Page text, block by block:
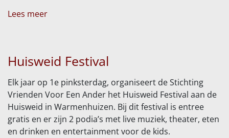
Lees meer
Huisweid Festival
Elk jaar op 1e pinksterdag, organiseert de Stichting
Vrienden Voor Een Ander het Huisweid Festival aan de
Huisweid in Warmenhuizen. Bij dit festival is entree
gratis en er zijn 2 podia’s met live muziek, theater, eten
en drinken en entertainment voor de kids.